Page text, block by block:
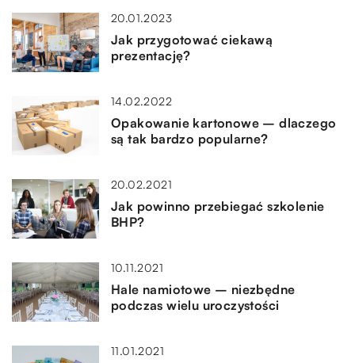
20.01.2023
Jak przygotować ciekawą
prezentację?
14.02.2022
Opakowanie kartonowe – dlaczego
są tak bardzo popularne?
20.02.2021
Jak powinno przebiegać szkolenie
BHP?
10.11.2021
Hale namiotowe – niezbędne
podczas wielu uroczystości
11.01.2021